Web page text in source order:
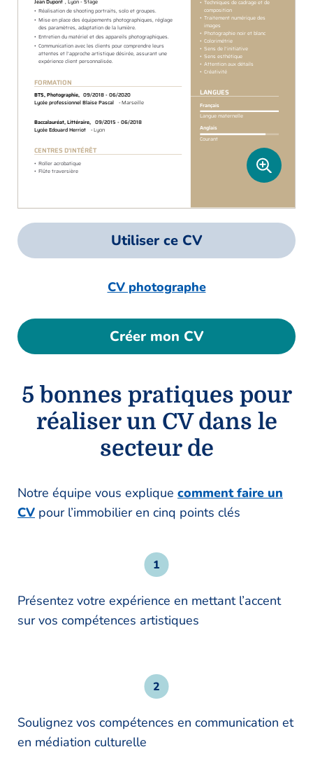
Utiliser ce CV
CV photographe
Créer mon CV
5 bonnes pratiques pour
réaliser un CV dans le
secteur de
Notre équipe vous explique comment faire un
CV pour l’immobilier en cinq points clés
Présentez votre expérience en mettant l’accent
sur vos compétences artistiques
Soulignez vos compétences en communication et
en médiation culturelle